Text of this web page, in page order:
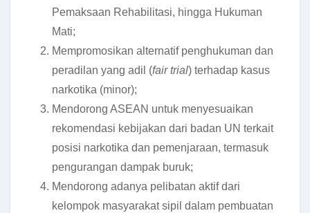
Pemaksaan Rehabilitasi, hingga Hukuman
Mati;
Mempromosikan alternatif penghukuman dan
peradilan yang adil (fair trial) terhadap kasus
narkotika (minor);
Mendorong ASEAN untuk menyesuaikan
rekomendasi kebijakan dari badan UN terkait
posisi narkotika dan pemenjaraan, termasuk
pengurangan dampak buruk;
Mendorong adanya pelibatan aktif dari
kelompok masyarakat sipil dalam pembuatan